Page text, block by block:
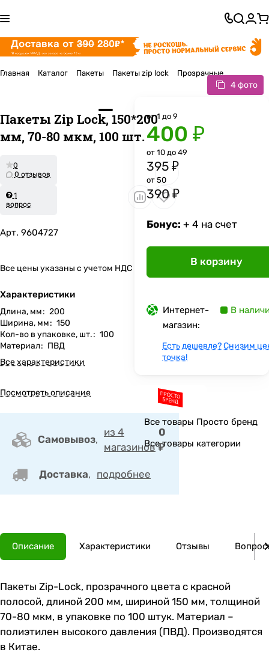
Главная Каталог Пакеты Пакеты zip lock Прозрачные
4 фото
Пакеты Zip Lock, 150*200
мм, 70-80 мкм, 100 шт.
0
0 отзывов
1
вопрос
Арт. 9604727
Все цены указаны с учетом НДС
Характеристики
Длина, мм: 200
Ширина, мм: 150
Кол-во в упаковке, шт.: 100
Материал: ПВД
Все характеристики
Посмотреть описание
Самовывоз,
из 4
магазинов
0
₽
Доставка, подробнее
от 1 до 9
400 ₽
от 10 до 49
395 ₽
от 50
390 ₽
Бонус: + 4 на счет
В корзину
Интернет-
магазин:
В
Есть дешевле? Снизим
точка!
Все товары Просто бренд
Все товары категории
Описание Характеристики Отзывы
Пакеты Zip-Lock, прозрачного цвета с красной
полосой, длиной 200 мм, шириной 150 мм, толщиной
70-80 мкм, в упаковке по 100 штук. Материал –
полиэтилен высокого давления (ПВД). Производятся
в Китае.